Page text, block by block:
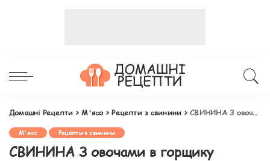
Домашні Рецепти >М'ясо>Рецепти з свинини >СВИНИНА З овочами в горщику
М'ясо Рецепти з свинини
СВИНИНА З овочами в горщику